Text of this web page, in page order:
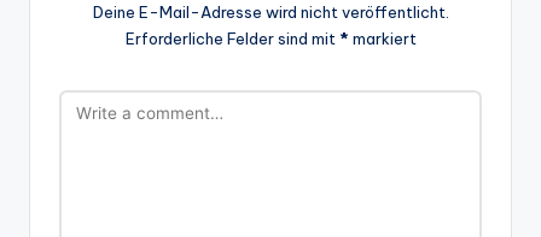
Deine E-Mail-Adresse wird nicht veröffentlicht.
Erforderliche Felder sind mit * markiert